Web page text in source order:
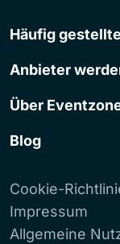
Häufig
Anbieter
Über
Blog
Cookie-
Impressum
Allgemeine